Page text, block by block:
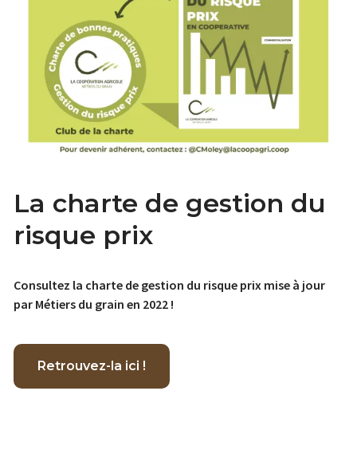
La charte de gestion du
risque prix
Consultez la charte de gestion du risque prix mise à jour
par Métiers du grain en 2022 !
Retrouvez-la ici !